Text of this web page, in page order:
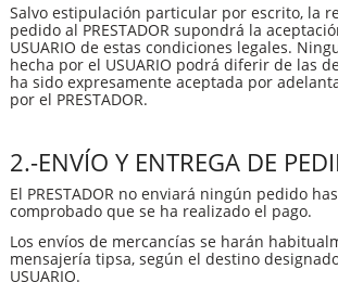
Salvo estipulación particular por escrito, la
pedido al PRESTADOR supondrá la
USUARIO de estas condiciones legales.
hecha por el USUARIO podrá diferir de las
ha sido expresamente aceptada por
por el PRESTADOR.
2.-ENVÍO Y ENTREGA DE
El PRESTADOR no enviará ningún pedido
comprobado que se ha realizado el pago.
Los envíos de mercancías se harán
mensajería tipsa, según el destino
USUARIO.